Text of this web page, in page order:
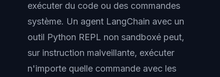
exécuter du code ou des commandes
système. Un agent LangChain avec un
outil Python REPL non sandboxé peut,
sur instruction malveillante, exécuter
n'importe quelle commande avec les